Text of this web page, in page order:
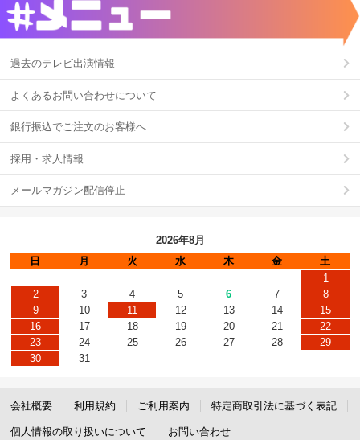
過去のテレビ出演情報
よくあるお問い合わせについて
銀行振込でご注文のお客様へ
採用・求人情報
メールマガジン配信停止
2026年8月
日
月 火 水 木 金
土
1
2
3 4 5 6 7
8
9
10 11 12 13 14
15
16
17 18 19 20 21
22
23
24 25 26 27 28
29
30
31
会社概要 利用規約 ご利用案内 特定商取引法に基づく表記
個人情報の取り扱いについて お問い合わせ